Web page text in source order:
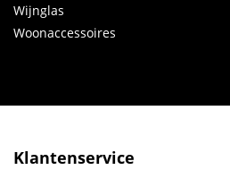
Wijnglas
Woonaccessoires
Klantenservice